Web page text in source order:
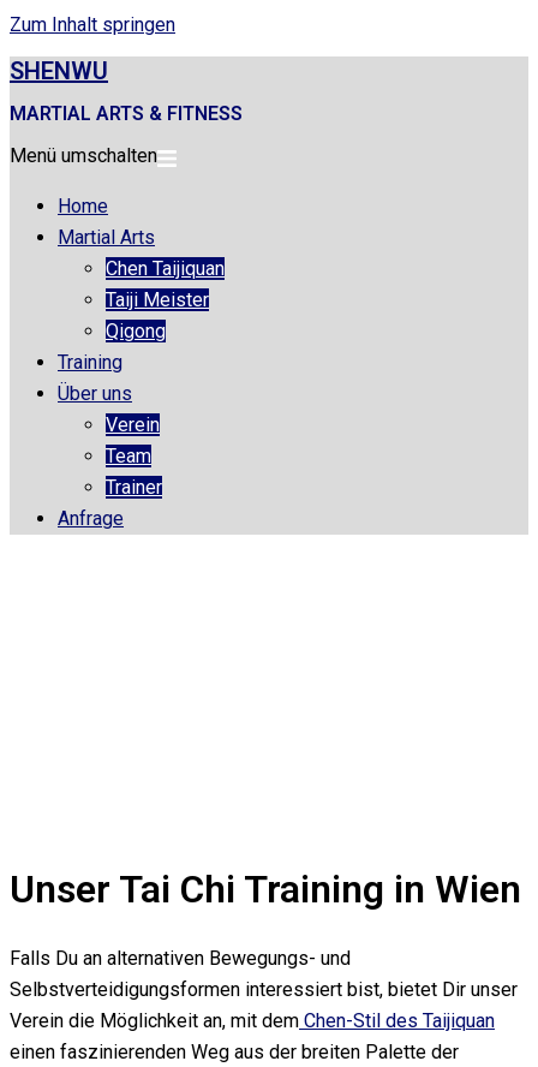
Zum Inhalt springen
SHENWU
MARTIAL ARTS & FITNESS
Menü umschalten
Home
Martial Arts
Chen Taijiquan
Taiji Meister
Qigong
Training
Über uns
Verein
Team
Trainer
Anfrage
Unser Tai Chi Training in Wien
Falls Du an alternativen Bewegungs- und
Selbstverteidigungsformen interessiert bist, bietet Dir unser
Verein die Möglichkeit an, mit dem Chen-Stil des Taijiquan
einen faszinierenden Weg aus der breiten Palette der